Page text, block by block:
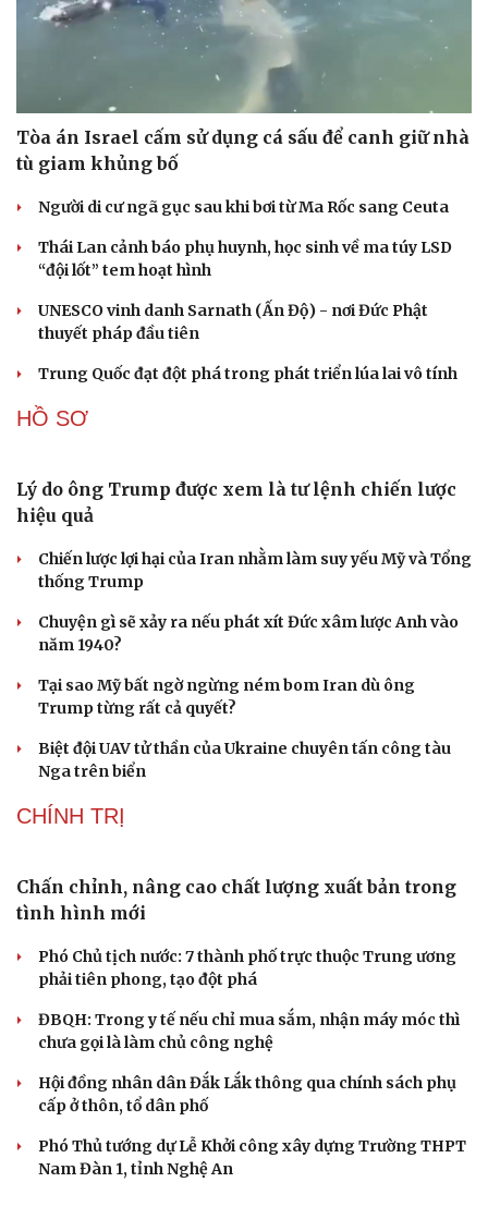
Du lịch
Tư vấn
check-in
Câu chuyện thời sự
Tòa án Israel cấm sử dụng cá sấu để canh giữ nhà
tù giam khủng bố
Người di cư ngã gục sau khi bơi từ Ma Rốc sang Ceuta
Thái Lan cảnh báo phụ huynh, học sinh về ma túy LSD
“đội lốt” tem hoạt hình
UNESCO vinh danh Sarnath (Ấn Độ) - nơi Đức Phật
thuyết pháp đầu tiên
Trung Quốc đạt đột phá trong phát triển lúa lai vô tính
HỒ SƠ
Lý do ông Trump được xem là tư lệnh chiến lược
hiệu quả
thống Trump
năm 1940?
Tại sao Mỹ bất ngờ ngừng ném bom Iran dù ông
Biệt đội UAV tử thần của Ukraine chuyên tấn công tàu
CHÍNH TRỊ